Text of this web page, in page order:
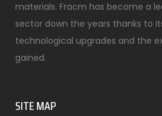
materials. Fracm has become a
sector down the years thanks to
technological upgrades and the
gained.
SITE MAP